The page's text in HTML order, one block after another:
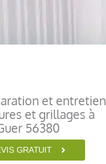
et entretien
et grillages à
56380
GRATUIT